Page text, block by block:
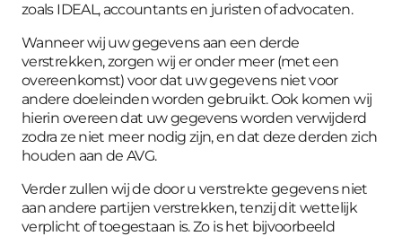
zoals IDEAL, accountants en juristen of advocaten.
Wanneer wij uw gegevens aan een derde
verstrekken, zorgen wij er onder meer (met een
overeenkomst) voor dat uw gegevens niet voor
andere doeleinden worden gebruikt. Ook komen wij
hierin overeen dat uw gegevens worden verwijderd
zodra ze niet meer nodig zijn, en dat deze derden zich
houden aan de AVG.
Verder zullen wij de door u verstrekte gegevens niet
aan andere partijen verstrekken, tenzij dit wettelijk
verplicht of toegestaan is. Zo is het bijvoorbeeld